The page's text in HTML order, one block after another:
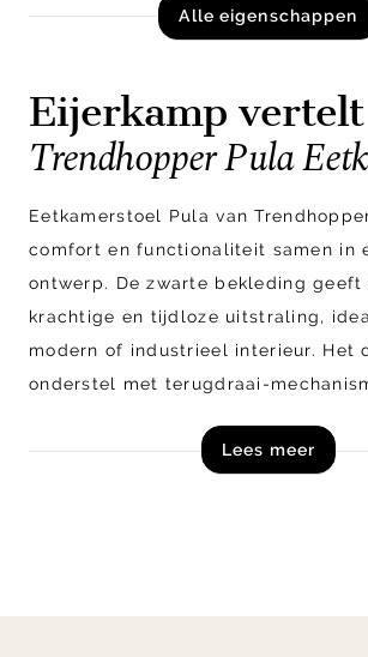
Alle eigenschappen
Eijerkamp
Trendhopper Pula
Eetkamerstoel Pula van
comfort en functionaliteit samen in
ontwerp. De zwarte bekleding geeft
krachtige en tijdloze uitstraling,
modern of industrieel interieur. Het
onderstel met terugdraai-
eetruimte ook altijd netjes. De
Lees meer